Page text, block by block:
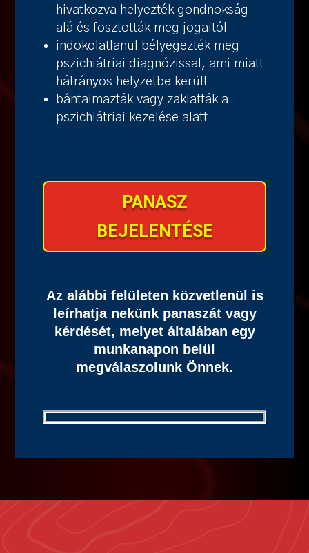
hivatkozva helyezték gondnokság
alá és fosztották meg jogaitól
indokolatlanul bélyegezték meg
pszichiátriai diagnózissal, ami miatt
hátrányos helyzetbe került
bántalmazták vagy zaklatták a
pszichiátriai kezelése alatt
PANASZ
BEJELENTÉSE
Az alábbi felületen közvetlenül is
leírhatja nekünk panaszát vagy
kérdését, melyet általában egy
munkanapon belül
megválaszolunk Önnek.